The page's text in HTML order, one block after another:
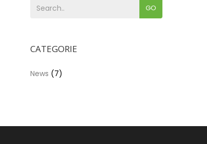
GO
CATEGORIE
News (7)